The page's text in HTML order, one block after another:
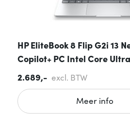
HP EliteBook 8 Flip G2i 13
Copilot+ PC Intel Core
2.689,- excl. BTW
Meer info